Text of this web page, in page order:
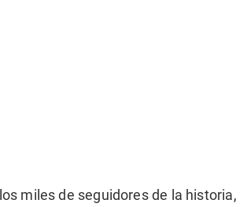
miles de seguidores de la historia,